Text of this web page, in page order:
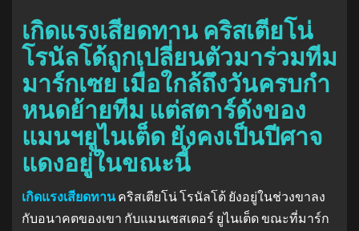
เกิดแรงเสียดทาน คริสเตียโน่
โรนัลโด้ถูกเปลี่ยนตัวมาร่วมทีม
มาร์กเซย เมื่อใกล้ถึงวันครบกํา
หนดย้ายทีม แต่สตาร์ดังของ
แมนฯยูไนเต็ด ยังคงเป็นปีศาจ
แดงอยู่ในขณะนี้
เกิดแรงเสียดทานคริสเตียโน่ โรนัลโด้ ยังอยู่ในช่วงขาลง
กับอนาคตของเขา กับแมนเชสเตอร์ ยูไนเต็ด ขณะที่มาร์ก